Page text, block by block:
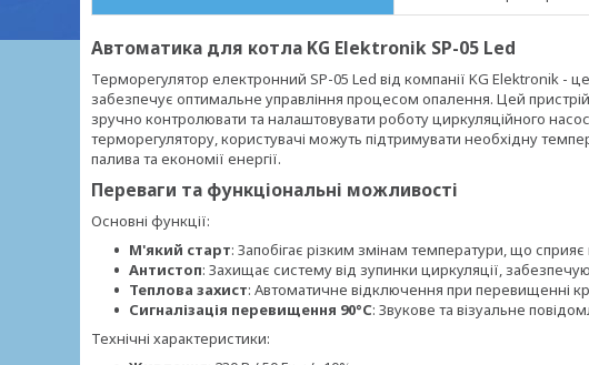
Автоматика для котла KG Elektronik SP-05 Led
Терморегулятор електронний SP-05 Led від компанії KG Elektronik -
забезпечує оптимальне управління процесом опалення. Цей
зручно контролювати та налаштовувати роботу циркуляційного
терморегулятору, користувачі можуть підтримувати необхідну
палива та економії енергії.
Переваги та функціональні можливості
Основні функції:
М'який старт: Запобігає різким змінам температури, що
Антистоп: Захищає систему від зупинки циркуляції,
Теплова захист: Автоматичне відключення при перевищенні
Сигналізація перевищення 90°C: Звукове та візуальне
Технічні характеристики: